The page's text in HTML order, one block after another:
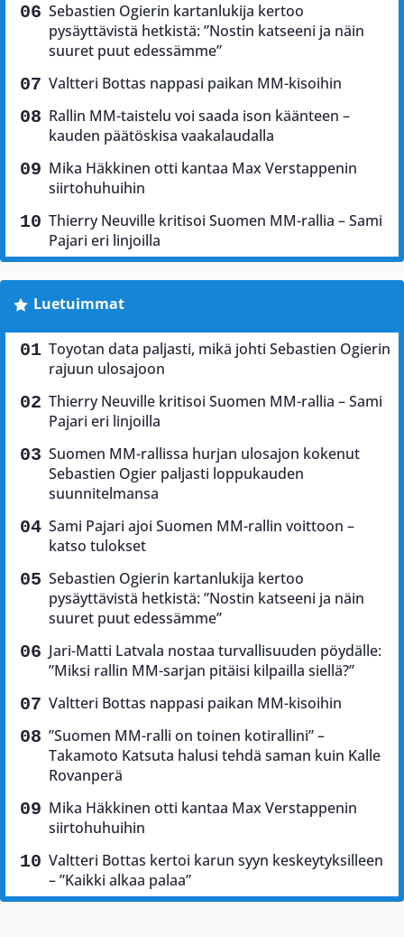
Sebastien Ogierin kartanlukija kertoo
pysäyttävistä hetkistä: ”Nostin katseeni ja näin
suuret puut edessämme”
Valtteri Bottas nappasi paikan MM-kisoihin
Rallin MM-taistelu voi saada ison käänteen –
kauden päätöskisa vaakalaudalla
Mika Häkkinen otti kantaa Max Verstappenin
siirtohuhuihin
Thierry Neuville kritisoi Suomen MM-rallia – Sami
Pajari eri linjoilla
Luetuimmat
Toyotan data paljasti, mikä johti Sebastien Ogierin
rajuun ulosajoon
Thierry Neuville kritisoi Suomen MM-rallia – Sami
Pajari eri linjoilla
Suomen MM-rallissa hurjan ulosajon kokenut
Sebastien Ogier paljasti loppukauden
suunnitelmansa
Sami Pajari ajoi Suomen MM-rallin voittoon –
katso tulokset
Sebastien Ogierin kartanlukija kertoo
pysäyttävistä hetkistä: ”Nostin katseeni ja näin
suuret puut edessämme”
Jari-Matti Latvala nostaa turvallisuuden pöydälle:
”Miksi rallin MM-sarjan pitäisi kilpailla siellä?”
Valtteri Bottas nappasi paikan MM-kisoihin
”Suomen MM-ralli on toinen kotirallini” –
Takamoto Katsuta halusi tehdä saman kuin Kalle
Rovanperä
Mika Häkkinen otti kantaa Max Verstappenin
siirtohuhuihin
Valtteri Bottas kertoi karun syyn keskeytyksilleen
– ”Kaikki alkaa palaa”